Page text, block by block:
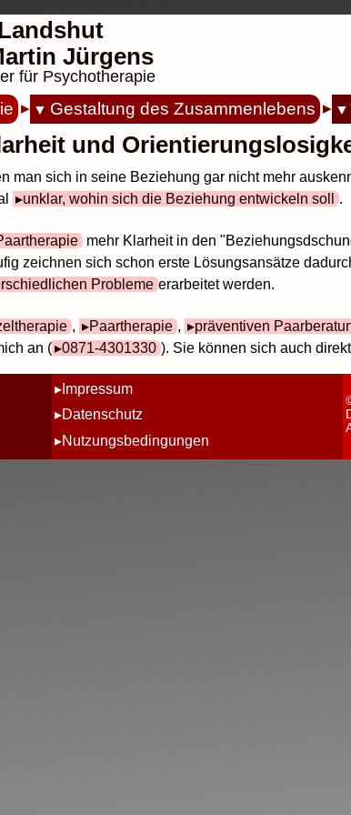
Jürgens
für Psychotherapie
Gestaltung des Zusammenlebens
und
man sich in seine Beziehung gar nicht mehr
unklar, wohin sich die Beziehung entwickeln soll .
mehr Klarheit in den
zeichnen sich schon erste Lösungsansätze
Probleme erarbeitet werden.
, Paartherapie , präventiven
an ( 0871-4301330 ). Sie können sich auch
Impressum
Datenschutz
Nutzungsbedingungen